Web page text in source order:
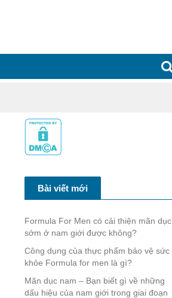
Bài viết mới
Formula For Men có cải thiện mãn dục
sớm ở nam giới được không?
Công dụng của thực phẩm bảo vệ sức
khỏe Formula for men là gì?
Mãn dục nam – Bạn biết gì về những
dấu hiệu của nam giới trong giai đoạn